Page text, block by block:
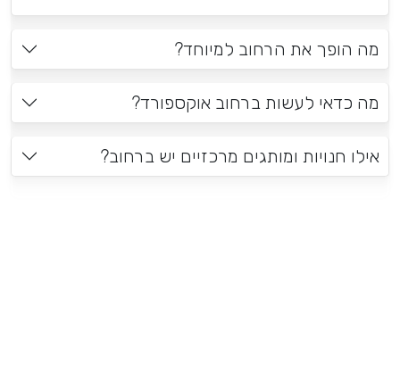
מה הופך את הרחוב למיוחד?
מה כדאי לעשות ברחוב אוקספורד?
אילו חנויות ומותגים מרכזיים יש ברחוב?